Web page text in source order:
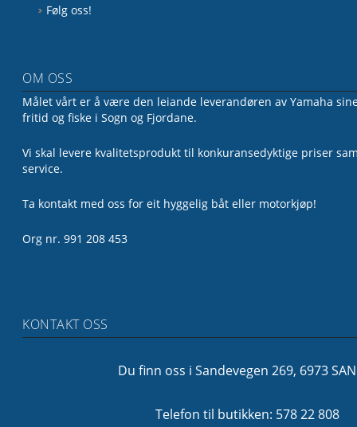
Følg oss!
OM OSS
Målet vårt er å være den leiande leverandøren av Yamaha
fritid og fiske i Sogn og Fjordane.
Vi skal levere kvalitetsprodukt til konkuransedyktige priser
service.
Ta kontakt med oss for eit hyggelig båt eller motorkjøp!
Org nr. 991 208 453
KONTAKT OSS
Du finn oss i Sandevegen 269, 6973
Telefon til butikken: 578 22 808